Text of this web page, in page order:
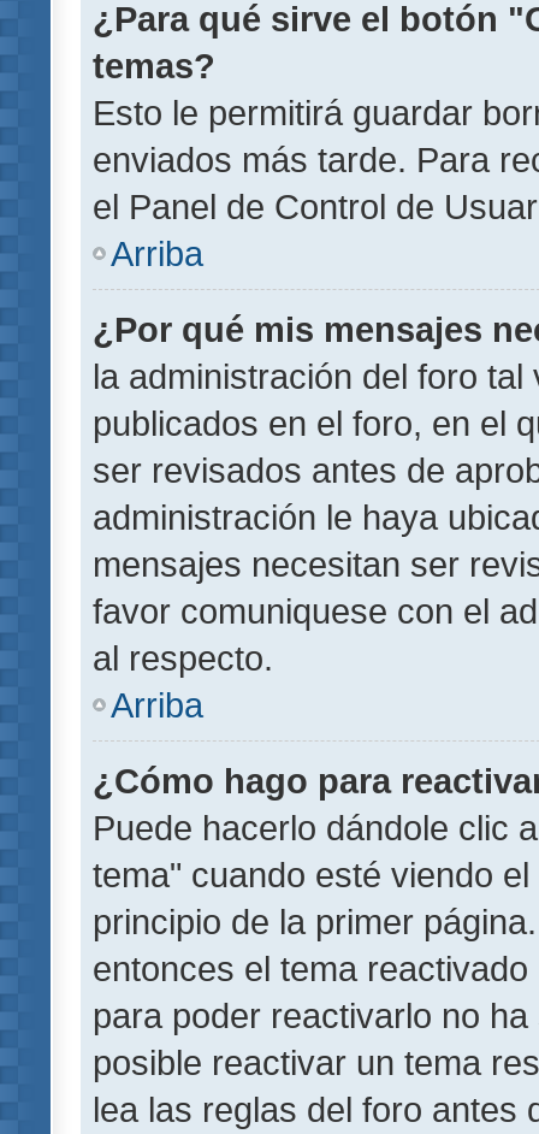
¿Para qué sirve el botón
temas?
Esto le permitirá guardar
enviados más tarde. Para
el Panel de Control de
Arriba
¿Por qué mis mensajes
la administración del foro
publicados en el foro, en el
ser revisados antes de
administración le haya
mensajes necesitan ser
favor comuniquese con el
al respecto.
Arriba
¿Cómo hago para
Puede hacerlo dándole clic
tema" cuando esté viendo
principio de la primer
entonces el tema
para poder reactivarlo no
posible reactivar un tema
lea las reglas del foro antes